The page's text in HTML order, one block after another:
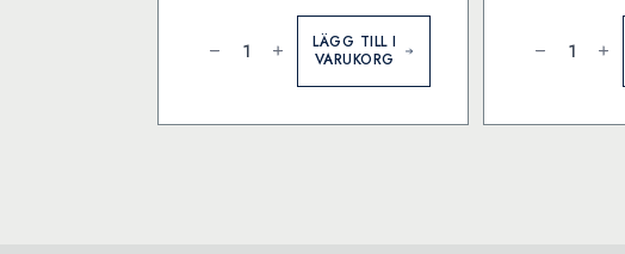
sharpener
red
mängd
LÄGG TILL I
VARUKORG
Pen